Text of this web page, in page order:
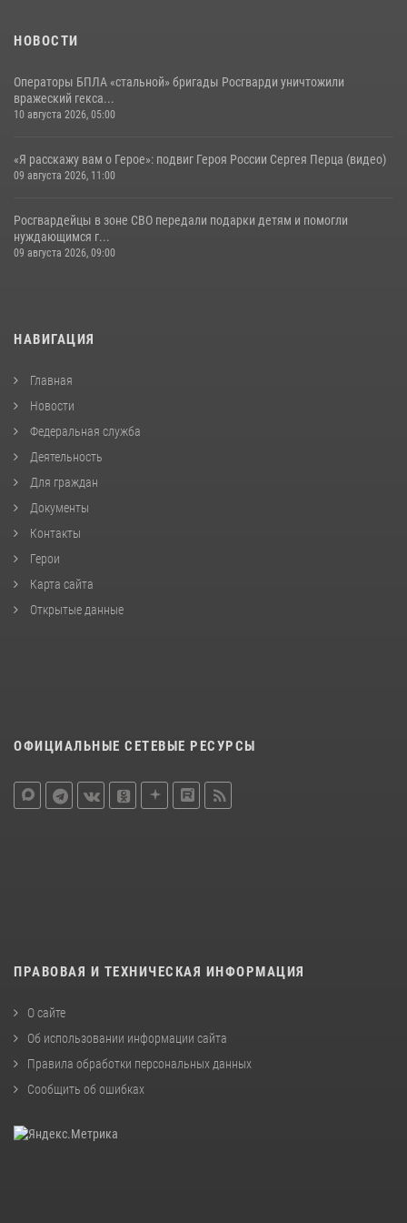
НОВОСТИ
Операторы БПЛА «стальной» бригады Росгварди уничтожили
вражеский гекса...
10 августа 2026, 05:00
«Я расскажу вам о Герое»: подвиг Героя России Сергея Перца (видео)
09 августа 2026, 11:00
Росгвардейцы в зоне СВО передали подарки детям и помогли
нуждающимся г...
09 августа 2026, 09:00
НАВИГАЦИЯ
Главная
Новости
Федеральная служба
Деятельность
Для граждан
Документы
Контакты
Герои
Карта сайта
Открытые данные
ОФИЦИАЛЬНЫЕ СЕТЕВЫЕ РЕСУРСЫ
ПРАВОВАЯ И ТЕХНИЧЕСКАЯ ИНФОРМАЦИЯ
О сайте
Об использовании информации сайта
Правила обработки персональных данных
Сообщить об ошибках